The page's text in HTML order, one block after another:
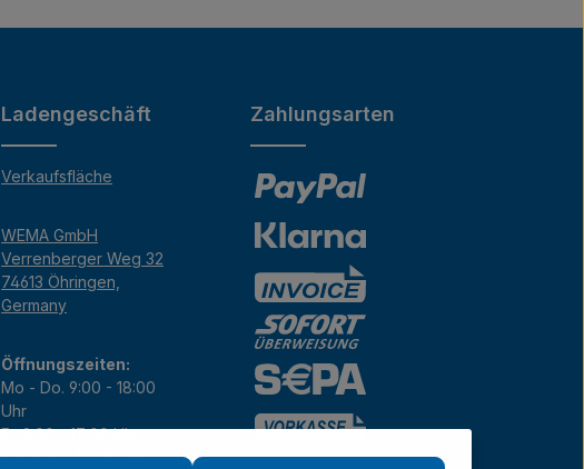
Ladengeschäft
Verkaufsfläche
WEMA GmbH
Verrenberger Weg 32
74613 Öhringen,
Germany
Öffnungszeiten:
Mo - Do. 9:00 - 18:00
Uhr
Fr. 9:00 - 17:00 Uhr
Sa. 9:00 - 12:00 Uhr
Zahlungsarten